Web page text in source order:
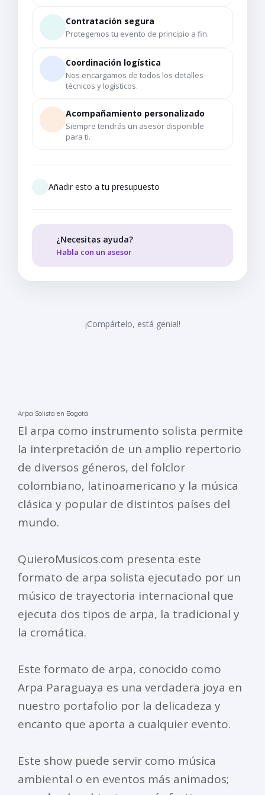
Contratación segura
Protegemos tu evento de principio a fin.
Coordinación logística
Nos encargamos de todos los detalles
técnicos y logísticos.
Acompañamiento personalizado
Siempre tendrás un asesor disponible
para ti.
Añadir esto a tu presupuesto
¿Necesitas ayuda?
Habla con un asesor
¡Compártelo, está genial!
Arpa Solista en Bogotá
El arpa como instrumento solista permite
la interpretación de un amplio repertorio
de diversos géneros, del folclor
colombiano, latinoamericano y la música
clásica y popular de distintos países del
mundo.
QuieroMusicos.com presenta este
formato de arpa solista ejecutado por un
músico de trayectoria internacional que
ejecuta dos tipos de arpa, la tradicional y
la cromática.
Este formato de arpa, conocido como
Arpa Paraguaya es una verdadera joya en
nuestro portafolio por la delicadeza y
encanto que aporta a cualquier evento.
Este show puede servir como música
ambiental o en eventos más animados;